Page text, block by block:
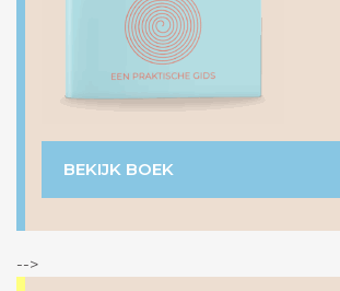
BEKIJK BOEK
-->